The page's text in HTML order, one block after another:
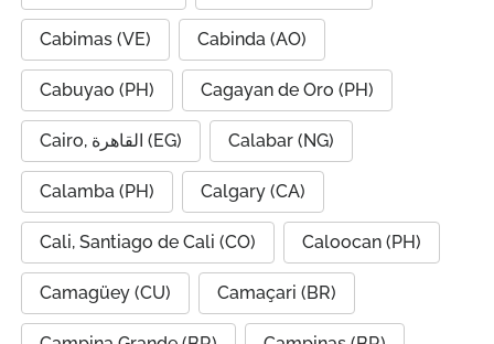
Cabimas (VE) Cabinda (AO)
Cabuyao (PH) Cagayan de Oro (PH)
Cairo, القاهرة (EG) Calabar (NG)
Calamba (PH) Calgary (CA)
Cali, Santiago de Cali (CO) Caloocan (PH)
Camagüey (CU) Camaçari (BR)